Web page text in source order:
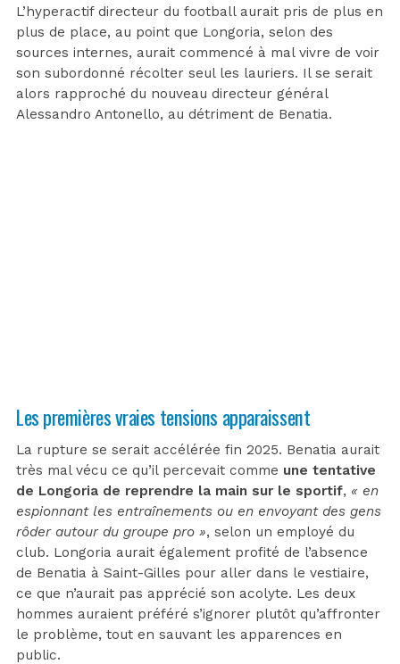
L’hyperactif directeur du football aurait pris de plus en
plus de place, au point que Longoria, selon des
sources internes, aurait commencé à mal vivre de voir
son subordonné récolter seul les lauriers. Il se serait
alors rapproché du nouveau directeur général
Alessandro Antonello, au détriment de Benatia.
Les premières vraies tensions apparaissent
La rupture se serait accélérée fin 2025. Benatia aurait
très mal vécu ce qu’il percevait comme une tentative
de Longoria de reprendre la main sur le sportif, « en
espionnant les entraînements ou en envoyant des gens
rôder autour du groupe pro », selon un employé du
club. Longoria aurait également profité de l’absence
de Benatia à Saint-Gilles pour aller dans le vestiaire,
ce que n’aurait pas apprécié son acolyte. Les deux
hommes auraient préféré s’ignorer plutôt qu’affronter
le problème, tout en sauvant les apparences en
public.